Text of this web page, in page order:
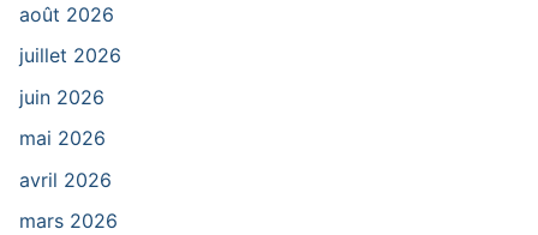
août 2026
juillet 2026
juin 2026
mai 2026
avril 2026
mars 2026